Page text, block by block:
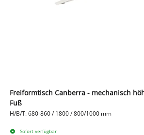
Freiformtisch Canberra - mechanisch
Fuß
H/B/T: 680-860 / 1800 / 800/1000 mm
Sofort verfügbar